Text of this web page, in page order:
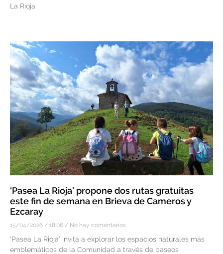
La Rioja
‘Pasea La Rioja’ propone dos rutas gratuitas
este fin de semana en Brieva de Cameros y
Ezcaray
15/04/2026 18:06 No hay comentarios
‘Pasea La Rioja’ invita a explorar los espacios naturales más
emblemáticos de la Comunidad a través de paseos